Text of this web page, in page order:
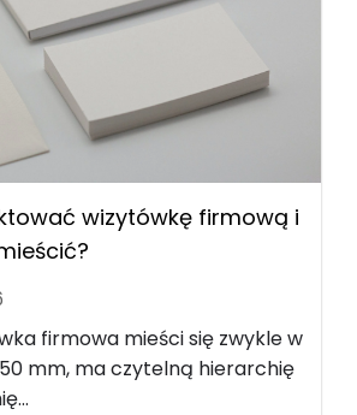
wizytówkę firmową i
firmowa mieści się zwykle w
mm, ma czytelną hierarchię